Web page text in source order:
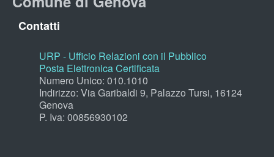
Contatti
URP - Ufficio Relazioni con il Pubblico
Posta Elettronica Certificata
Numero Unico: 010.1010
Indirizzo: Via Garibaldi 9, Palazzo Tursi, 16124
Genova
P. Iva: 00856930102